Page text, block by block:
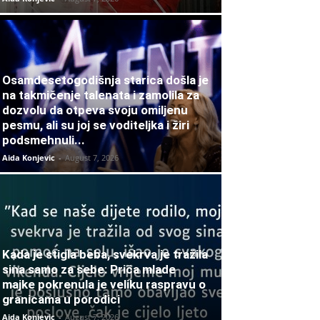
Osamdesetogodišnja starica došla je
na takmičenje talenata i zamolila za
dozvolu da otpeva svoju omiljenu
pesmu, ali su joj se voditeljka i žiri
podsmehnuli...
Aida Konjevic - August 7, 2026
Kada je stigla beba, svekrva je tražila
sina samo za sebe: Priča mlade
majke pokrenula je veliku raspravu o
granicama u porodici
Aida Konjevic - August 7, 2026